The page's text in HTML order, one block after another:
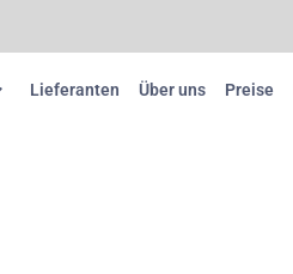
Lieferanten Über uns Preise